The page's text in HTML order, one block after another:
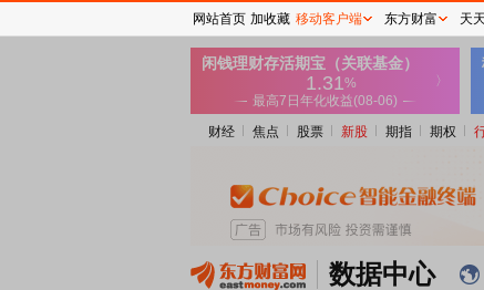
财经 焦点 股票 新股 期指 期权
数据中心
网站首页 加收藏 移动客户端 东方财富 天